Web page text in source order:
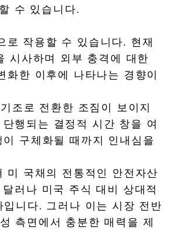
수 있습니다.
로 작용할 수 있습니다. 현재
시사하며 외부 충격에 대한
한 이후에 나타나는 경향이
조로 전환한 조짐이 보이지
행되는 결정적 시간 창을 여
구체화될 때까지 인내심을
미 국채의 전통적인 안전자산
러나 미국 주식 대비 상대적
니다. 그러나 이는 시장 전반
측면에서 충분한 매력을 제